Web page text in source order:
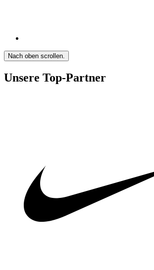
Nach oben scrollen.
Unsere Top-Partner